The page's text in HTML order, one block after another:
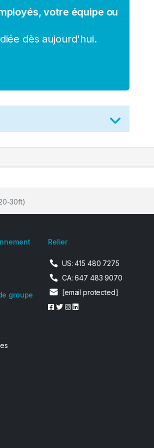
votre équipe ou
dès aujourd'hui.
30ft)
groupe
Relier
US: 415 480 7275
CA: 647 483 9070
[email protected]